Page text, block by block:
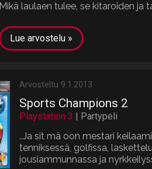
Mikä laulaen tulee, se kitaroiden ja
Lue arvostelu »
Arvosteltu 9.1.2013
Sports Champions 2
Playstation 3 | Partypeli
..Ja sit mä oon mestari
tenniksessä, golfissa,
jousiammunnassa ja